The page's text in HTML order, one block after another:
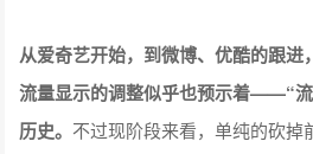
从爱奇艺开始，到微博、优酷的跟进
流量显示的调整似乎也预示着——“
历史。 不过现阶段来看，单纯的砍掉